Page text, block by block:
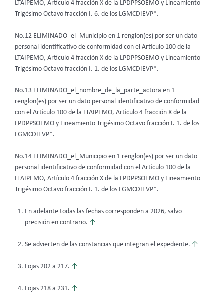
LTAIPEMO, Artículo 4 fracción X de la LPDPPSOEMO y Lineamiento
Trigésimo Octavo fracción I. 6. de los LGMCDIEVP*.
No.12 ELIMINADO_el_Municipio en 1 renglon(es) por ser un dato
personal identificativo de conformidad con el Artículo 100 de la
LTAIPEMO, Artículo 4 fracción X de la LPDPPSOEMO y Lineamiento
Trigésimo Octavo fracción I. 1. de los LGMCDIEVP*.
No.13 ELIMINADO_el_nombre_de_la_parte_actora en 1
renglon(es) por ser un dato personal identificativo de conformidad
con el Artículo 100 de la LTAIPEMO, Artículo 4 fracción X de la
LPDPPSOEMO y Lineamiento Trigésimo Octavo fracción I. 1. de los
LGMCDIEVP*.
No.14 ELIMINADO_el_Municipio en 1 renglon(es) por ser un dato
personal identificativo de conformidad con el Artículo 100 de la
LTAIPEMO, Artículo 4 fracción X de la LPDPPSOEMO y Lineamiento
Trigésimo Octavo fracción I. 1. de los LGMCDIEVP*.
En adelante todas las fechas corresponden a 2026, salvo
precisión en contrario. ↑
Se advierten de las constancias que integran el expediente. ↑
Fojas 202 a 217. ↑
Fojas 218 a 231. ↑